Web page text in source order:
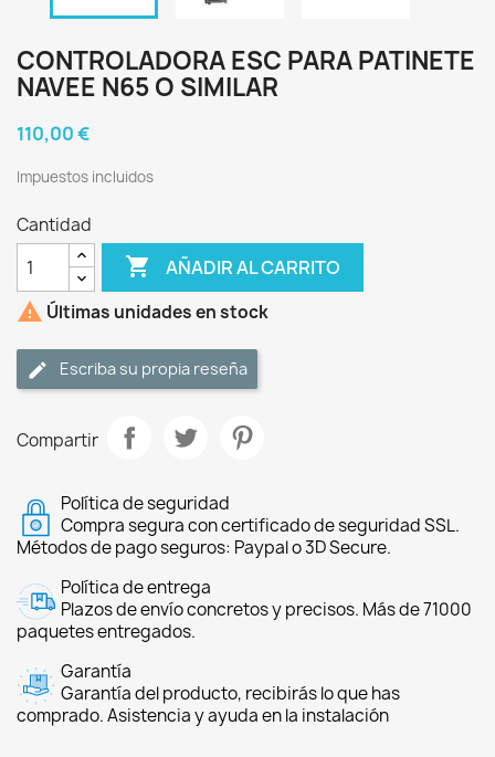
CONTROLADORA ESC PARA PATINETE
NAVEE N65 O SIMILAR
110,00 €
Impuestos incluidos
Cantidad
 AÑADIR AL CARRITO
 Últimas unidades en stock
Escriba su propia reseña
Compartir
Política de seguridad
Compra segura con certificado de seguridad SSL.
Métodos de pago seguros: Paypal o 3D Secure.
Política de entrega
Plazos de envío concretos y precisos. Más de 71000
paquetes entregados.
Garantía
Garantía del producto, recibirás lo que has
comprado. Asistencia y ayuda en la instalación